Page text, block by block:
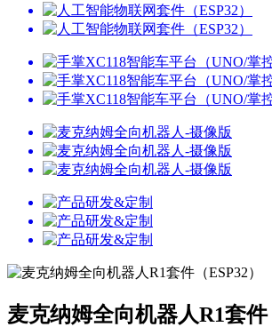
麦克纳姆全向机器人R1套件